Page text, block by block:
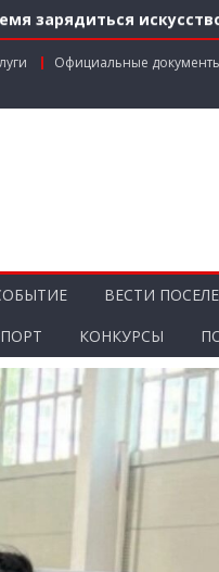
зарядиться
роста»
Официальные
ВЕСТИ
КОНКУРСЫ